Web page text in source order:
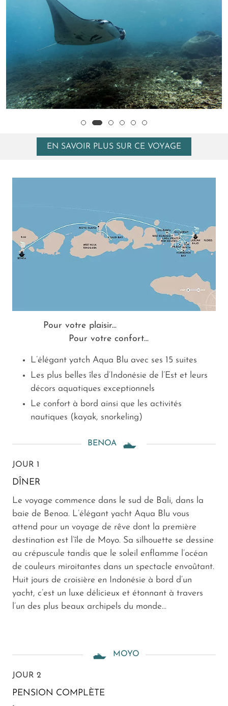
EN SAVOIR PLUS SUR CE VOYAGE
Pour votre plaisir...
Pour votre confort...
L’élégant yatch Aqua Blu avec ses 15 suites
Les plus belles îles d’Indonésie de l’Est et leurs
décors aquatiques exceptionnels
Le confort à bord ainsi que les activités
nautiques (kayak, snorkeling)
BENOA
JOUR 1
DÎNER
Le voyage commence dans le sud de Bali, dans la
baie de Benoa. L’élégant yacht Aqua Blu vous
attend pour un voyage de rêve dont la première
destination est l’île de Moyo. Sa silhouette se dessine
au crépuscule tandis que le soleil enflamme l’océan
de couleurs miroitantes dans un spectacle envoûtant.
Huit jours de croisière en Indonésie à bord d’un
yacht, c’est un luxe délicieux et étonnant à travers
l’un des plus beaux archipels du monde...
MOYO
JOUR 2
PENSION COMPLÈTE